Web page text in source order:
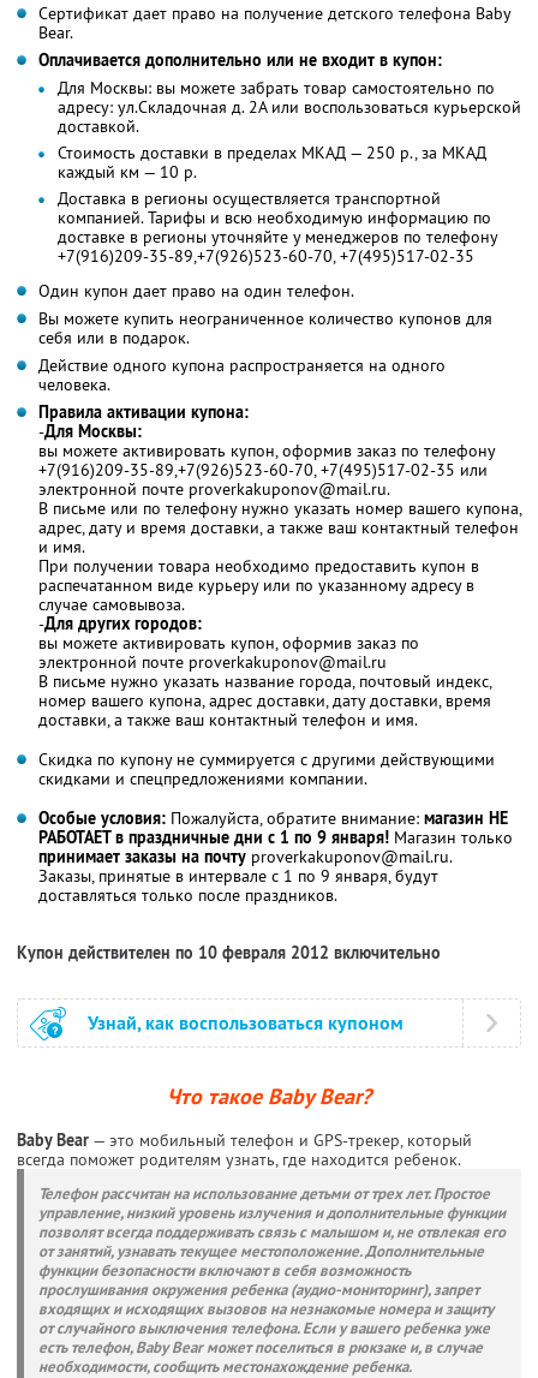
Сертификат дает право на получение детского телефона Baby
Bear.
Оплачивается дополнительно или не входит в купон:
Для Москвы: вы можете забрать товар самостоятельно по
адресу: ул.Складочная д. 2А или воспользоваться курьерской
доставкой.
Стоимость доставки в пределах МКАД — 250 р., за МКАД
каждый км — 10 р.
Доставка в регионы осуществляется транспортной
компанией. Тарифы и всю необходимую информацию по
доставке в регионы уточняйте у менеджеров по телефону
+7(916)209-35-89,+7(926)523-60-70, +7(495)517-02-35
Один купон дает право на один телефон.
Вы можете купить неограниченное количество купонов для
себя или в подарок.
Действие одного купона распространяется на одного
человека.
Правила активации купона:
-Для Москвы:
вы можете активировать купон, оформив заказ по телефону
+7(916)209-35-89,+7(926)523-60-70, +7(495)517-02-35 или
электронной почте proverkakuponov@mail.ru.
В письме или по телефону нужно указать номер вашего купона,
адрес, дату и время доставки, а также ваш контактный телефон
и имя.
При получении товара необходимо предоставить купон в
распечатанном виде курьеру или по указанному адресу в
случае самовывоза.
-Для других городов:
вы можете активировать купон, оформив заказ по
электронной почте proverkakuponov@mail.ru
В письме нужно указать название города, почтовый индекс,
номер вашего купона, адрес доставки, дату доставки, время
доставки, а также ваш контактный телефон и имя.
Скидка по купону не суммируется с другими действующими
скидками и спецпредложениями компании.
Особые условия: Пожалуйста, обратите внимание: магазин НЕ
РАБОТАЕТ в праздничные дни с 1 по 9 января! Магазин только
принимает заказы на почту proverkakuponov@mail.ru.
Заказы, принятые в интервале с 1 по 9 января, будут
доставляться только после праздников.
Купон действителен по 10 февраля 2012 включительно
Узнай, как воспользоваться купоном
Что такое Baby Bear?
Baby Bear — это мобильный телефон и GPS-трекер, который
всегда поможет родителям узнать, где находится ребенок.
Телефон рассчитан на использование детьми от трех лет. Простое
управление, низкий уровень излучения и дополнительные функции
позволят всегда поддерживать связь с малышом и, не отвлекая его
от занятий, узнавать текущее местоположение. Дополнительные
функции безопасности включают в себя возможность
прослушивания окружения ребенка (аудио-мониторинг), запрет
входящих и исходящих вызовов на незнакомые номера и защиту
от случайного выключения телефона. Если у вашего ребенка уже
есть телефон, Baby Bear может поселиться в рюкзаке и, в случае
необходимости, сообщить местонахождение ребенка.